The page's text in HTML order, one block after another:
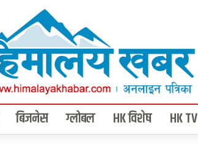
बिजनेस ग्लोबल HK विशेष HK TV